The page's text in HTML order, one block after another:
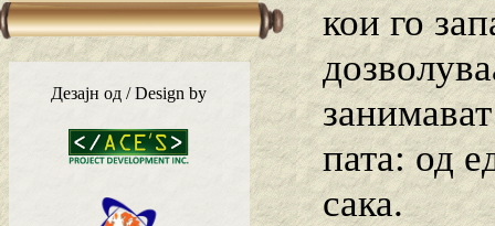
Дезајн од / Design by
кои го
пата: од
сака.